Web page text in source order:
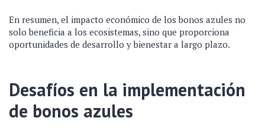
En resumen, el impacto económico de los bonos azules no
solo beneficia a los ecosistemas, sino que proporciona
oportunidades de desarrollo y bienestar a largo plazo.
Desafíos en la implementación
de bonos azules